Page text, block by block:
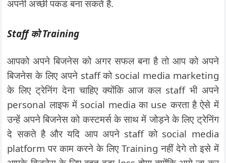
अपनी अच्छी पकड बना सकते है.
Staff को Training
आपको अपने बिजनेस को अगर सफल बना है तो आप को अपने
बिजनेस के लिए अपने staff को social media marketing
के लिए ट्रेनिंग देना चाहिए क्योंकि आज कल staff भी अपने
personal लाइफ में social media का use करता है ऐसे में
उन्हें अपने बिजनेस को कस्टमर्स के साथ में जोड़ने के लिए ट्रेनिंग
दे सकते है और यदि आप अपने staff को social media
platform पर काम करने के लिए Training नहीं देगे तो इसे में